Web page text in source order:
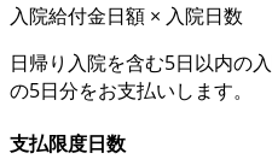
入院給付金日額 × 入院日数
日帰り入院を含む5日以内の
の5日分をお支払いします。
支払限度日数